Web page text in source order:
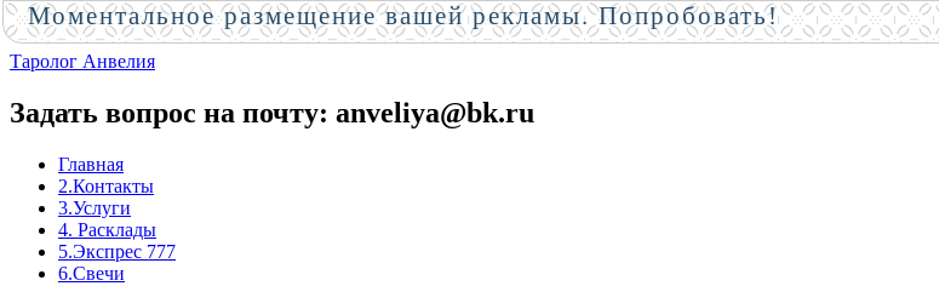
Таролог Анвелия
Задать вопрос на почту: anveliya@bk.ru
Главная
2.Контакты
3.Услуги
4. Расклады
5.Экспрес 777
6.Свечи
Моментальное размещение вашей рекламы. Попробовать!